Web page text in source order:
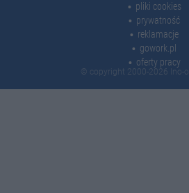
pliki cookies
prywatność
reklamacje
gowork.pl
oferty pracy
© copyright 2000-2026 Ino-